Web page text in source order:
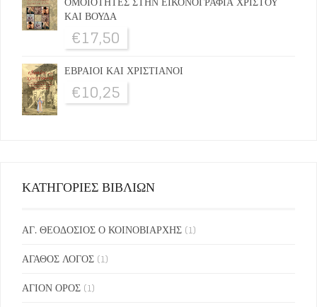
ΚΑΙ ΒΟΥΔΑ
€17,50
ΕΒΡΑΙΟΙ ΚΑΙ ΧΡΙΣΤΙΑΝΟΙ
€10,25
ΚΑΤΗΓΟΡΙΕΣ ΒΙΒΛΙΩΝ
ΑΓ. ΘΕΟΔΟΣΙΟΣ Ο ΚΟΙΝΟΒΙΑΡΧΗΣ (1)
ΑΓΑΘΟΣ ΛΟΓΟΣ (1)
ΑΓΙΟΝ ΟΡΟΣ (1)